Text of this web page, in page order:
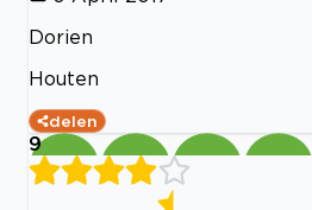
Dorien
Houten
delen
9